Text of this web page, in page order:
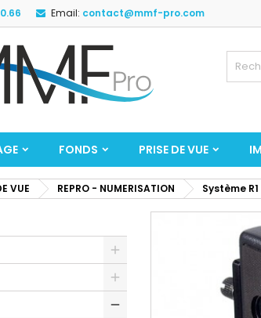
Email: contact@mmf-pro.com
FONDS PRISE DE VUE
VUE REPRO - NUMERISATION Système R1